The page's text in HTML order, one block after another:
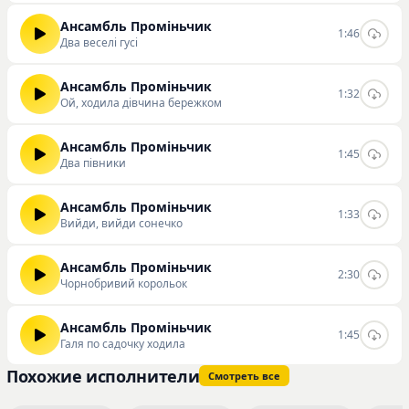
Ансамбль Проміньчик
Два веселі гусі
1:46
Ансамбль Проміньчик
Ой, ходила дівчина бережком
1:32
Ансамбль Проміньчик
Два півники
1:45
Ансамбль Проміньчик
Вийди, вийди сонечко
1:33
Ансамбль Проміньчик
Чорнобривий корольок
2:30
Ансамбль Проміньчик
Галя по садочку ходила
1:45
Похожие исполнители Смотреть все